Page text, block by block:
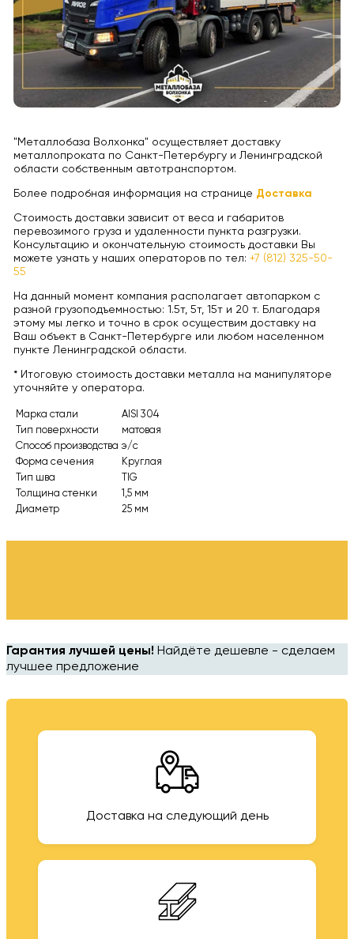
"Металлобаза Волхонка" осуществляет доставку
металлопроката по Санкт-Петербургу и Ленинградской
области собственным автотранспортом.
Более подробная информация на странице Доставка
Стоимость доставки зависит от веса и габаритов
перевозимого груза и удаленности пункта разгрузки.
Консультацию и окончательную стоимость доставки Вы
можете узнать у наших операторов по тел: +7 (812) 325-50-
55
На данный момент компания располагает автопарком с
разной грузоподъемностью: 1.5т, 5т, 15т и 20 т. Благодаря
этому мы легко и точно в срок осуществим доставку на
Ваш объект в Санкт-Петербурге или любом населенном
пункте Ленинградской области.
* Итоговую стоимость доставки металла на манипуляторе
уточняйте у оператора.
Марка стали
AISI 304
Тип поверхности
матовая
Способ производства э/с
Форма сечения
Круглая
Тип шва
TIG
Толщина стенки
1,5 мм
Диаметр
25 мм
Гарантия лучшей цены! Найдёте дешевле - сделаем
лучшее предложение
Доставка на следующий день